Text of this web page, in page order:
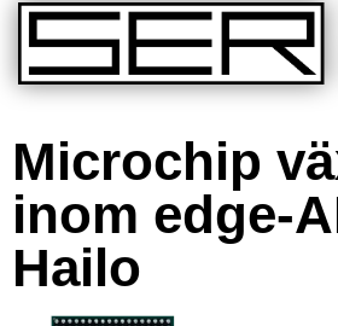
Microchip
inom edge-
Hailo